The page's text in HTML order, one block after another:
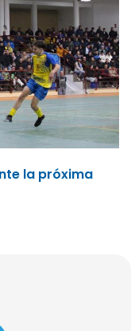
la próxima